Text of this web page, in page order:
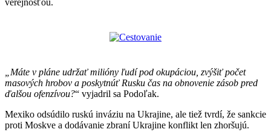
„Máte v pláne udržať milióny ľudí pod okupáciou, zvýšiť počet
masových hrobov a poskytnúť Rusku čas na obnovenie zásob pred
ďalšou ofenzívou?“ vyjadril sa Podoľak.
Mexiko odsúdilo ruskú inváziu na Ukrajine, ale tiež tvrdí, že sankcie
proti Moskve a dodávanie zbraní Ukrajine konflikt len zhoršujú.